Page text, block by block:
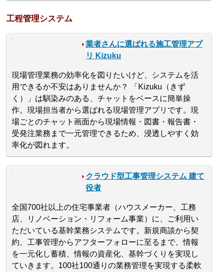
工程管理システム
業者さんに選ばれる施工管理アプ
リ Kizuku
現場管理業務の効率化を図りたいけど、システムを活
用できるか不安はありませんか？ 「Kizuku（きず
く）」は馴染みのある、チャットをベースに簡単操
作。現場担当者から選ばれる現場管理アプリです。現
場ごとのチャット画面から現場情報・図書・報告書・
受発注業務まで一元管理できるため、浸透しやすく効
率化が図れます。
クラウド型工事管理システム 建て
役者
全国700社以上の住宅事業者（ハウスメーカー、工務
店、リノベーション・リフォーム事業）に、ご利用い
ただいている基幹業務システムです。新規商談から契
約、工事管理からアフターフォローに至るまで、情報
を一元化し蓄積、情報の資産化、基幹づくりを実現し
ていきます。100社100通りの業務管理を実現する柔軟